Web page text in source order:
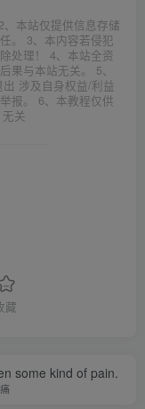
本站仅提供信息存储
。 3、本内容若侵犯
处理！ 4、本站全资
果与本站无关。 5、
涉及自身权益/利益
报。 6、本教程仅供
关
藏
some kind of pain.